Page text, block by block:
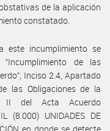
de la aplicación
constatado.
este incumplimiento se
de las
Inciso 2.4, Apartado
las Obligaciones de la
II del Acta Acuerdo
(8.000) UNIDADES DE
en donde se detecte